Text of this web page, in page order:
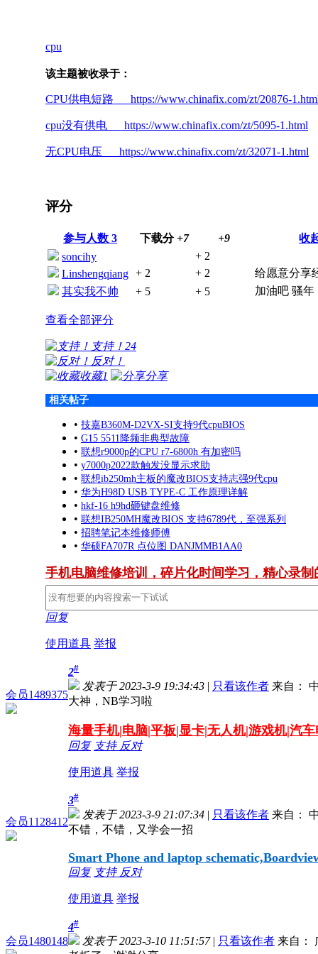
cpu
该主题被收录于：
CPU供电短路 https://www.chinafix.com/zt/20876-
cpu没有供电 https://www.chinafix.com/zt/5095-1.html
无CPU电压 https://www.chinafix.com/zt/32071-1.html
评分
参与人数 3 下载分 +7 +9 收
soncihy
+ 2
Linshengqiang + 2 + 2
给愿意分享
其实我不帅
+ 5 + 5 加油吧 骚年
查看全部评分
支持！ 24
反对！
收藏1 分享
相关帖子
• 技嘉B360M-D2VX-SI支持9代cpuBIOS
• G15 5511降频非典型故障
• 联想r9000p的CPU r7-6800h 有加密吗
• y7000p2022款触发没显示求助
• 联想ib250mh主板的魔改BIOS支持志强9代cpu
• 华为H98D USB TYPE-C 工作原理详解
• hkf-16 h9hd砸键盘维修
• 联想IB250MH魔改BIOS 支持6789代，至强系列
• 招聘笔记本维修师傅
• 华硕FA707R 点位图 DANJMMB1AA0
手机电脑维修培训，碎片化时间学习，精心录制
回复
使用道具 举报
会员1489375
2#
发表于 2023-3-9 19:34:43 | 只看该作者 来自：
大神，NB学习啦
海量手机|电脑|平板|显卡|无人机|游戏机|汽
回复 支持 反对
使用道具 举报
会员1128412
3#
发表于 2023-3-9 21:07:34 | 只看该作者 来自：
不错，不错，又学会一招
Smart Phone and laptop
回复 支持 反对
使用道具 举报
会员1480148
4#
发表于 2023-3-10 11:51:57 | 只看该作者 来自：